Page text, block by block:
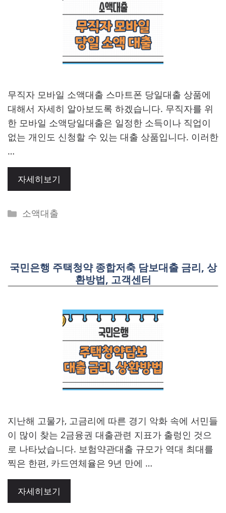
무직자 모바일 소액대출 스마트폰 당일대출 상품에
대해서 자세히 알아보도록 하겠습니다. 무직자를 위
한 모바일 소액당일대출은 일정한 소득이나 직업이
없는 개인도 신청할 수 있는 대출 상품입니다. 이러한
…
자세히보기
Categories
소액대출
국민은행 주택청약 종합저축 담보대출 금리, 상
환방법, 고객센터
지난해 고물가, 고금리에 따른 경기 악화 속에 서민들
이 많이 찾는 2금융권 대출관련 지표가 출렁인 것으
로 나타났습니다. 보험약관대출 규모가 역대 최대를
찍은 한편, 카드연체율은 9년 만에 …
자세히보기